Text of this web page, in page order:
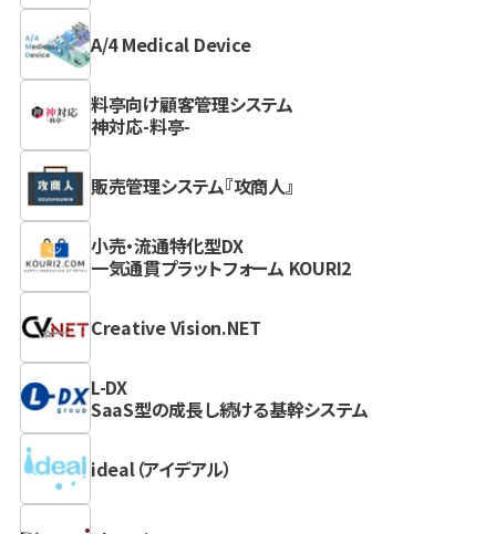
A/4 Medical Device
料亭向け顧客管理システム
神対応-料亭-
販売管理システム『攻商人』
小売・流通特化型DX
一気通貫プラットフォーム KOURI2
Creative Vision.NET
L-DX
SaaS型の成長し続ける基幹システム
ideal（アイデアル）